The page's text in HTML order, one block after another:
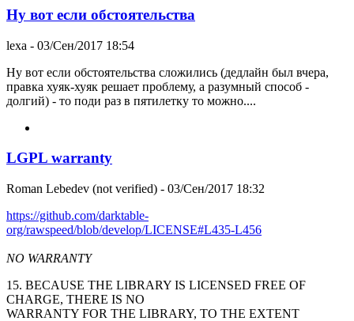
Ну вот если обстоятельства
lexa - 03/Сен/2017 18:54
Ну вот если обстоятельства сложились (дедлайн был вчера,
правка хуяк-хуяк решает проблему, а разумный способ -
долгий) - то поди раз в пятилетку то можно....
LGPL warranty
Roman Lebedev (not verified) - 03/Сен/2017 18:32
https://github.com/darktable-
org/rawspeed/blob/develop/LICENSE#L435-L456
NO WARRANTY
15. BECAUSE THE LIBRARY IS LICENSED FREE OF
CHARGE, THERE IS NO
WARRANTY FOR THE LIBRARY, TO THE EXTENT